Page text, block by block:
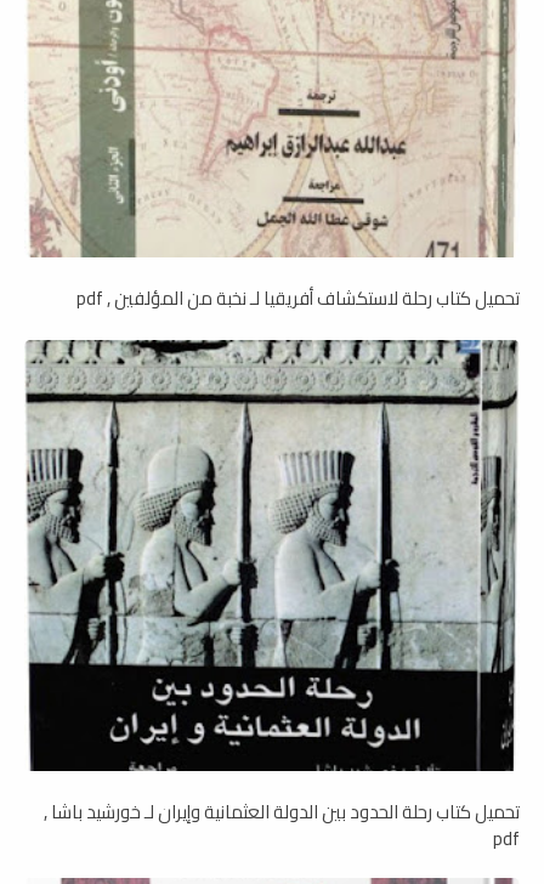
تحميل كتاب رحلة لاستكشاف أفريقيا لـ نخبة من المؤلفين , pdf
تحميل كتاب رحلة الحدود بين الدولة العثمانية وإيران لـ خورشيد باشا ,
pdf